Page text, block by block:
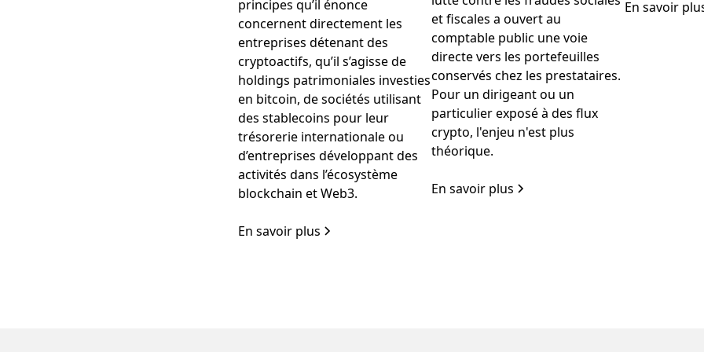
principes qu’il énonce
concernent directement les
entreprises détenant des
cryptoactifs, qu’il s’agisse de
holdings patrimoniales investies
en bitcoin, de sociétés utilisant
des stablecoins pour leur
trésorerie internationale ou
d’entreprises développant des
activités dans l’écosystème
blockchain et Web3.
En savoir plus
et fiscales a ouvert au
comptable public une voie
directe vers les portefeuilles
conservés chez les prestataires.
Pour un dirigeant ou un
particulier exposé à des flux
crypto, l'enjeu n'est plus
théorique.
En savoir plus
En savoir